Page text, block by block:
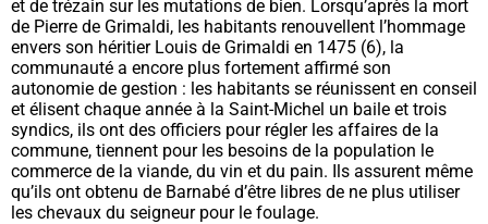
et de trézain sur les mutations de bien. Lorsqu’après la mort
de Pierre de Grimaldi, les habitants renouvellent l’hommage
envers son héritier Louis de Grimaldi en 1475 (6), la
communauté a encore plus fortement affirmé son
autonomie de gestion : les habitants se réunissent en conseil
et élisent chaque année à la Saint-Michel un baile et trois
syndics, ils ont des officiers pour régler les affaires de la
commune, tiennent pour les besoins de la population le
commerce de la viande, du vin et du pain. Ils assurent même
qu’ils ont obtenu de Barnabé d’être libres de ne plus utiliser
les chevaux du seigneur pour le foulage.